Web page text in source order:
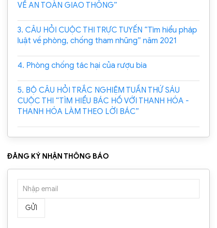
VỀ AN TOÀN GIAO THÔNG”
3. CÂU HỎI CUỘC THI TRỰC TUYẾN “Tìm hiểu pháp
luật về phòng, chống tham nhũng” năm 2021
4. Phòng chống tác hại của rượu bia
5. BỘ CÂU HỎI TRẮC NGHIỆM TUẦN THỨ SÁU
CUỘC THI “TÌM HIỂU BÁC HỒ VỚI THANH HÓA -
THANH HÓA LÀM THEO LỜI BÁC”
ĐĂNG KÝ NHẬN THÔNG BÁO
GỬI